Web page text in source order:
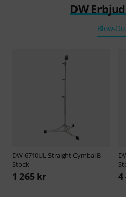
DW
Blow-
DW 6710UL Straight Cymbal B-
Stock
1 265 kr 4